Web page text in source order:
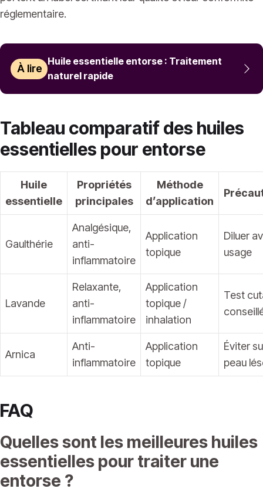
réglementaire.
À lire
Huile essentielle entorse : Traitement
naturel rapide
Tableau comparatif des huiles
essentielles pour entorse
Huile
essentielle
Propriétés
principales
Méthode
d’application
Gaulthérie
Analgésique,
anti-
inflammatoire
Application
topique
Diluer
usage
Lavande
Relaxante,
anti-
inflammatoire
Application
topique /
inhalation
Test
Arnica
Anti-
inflammatoire
Application
topique
Éviter
peau
FAQ
Quelles sont les meilleures huiles
essentielles pour traiter une
entorse ?